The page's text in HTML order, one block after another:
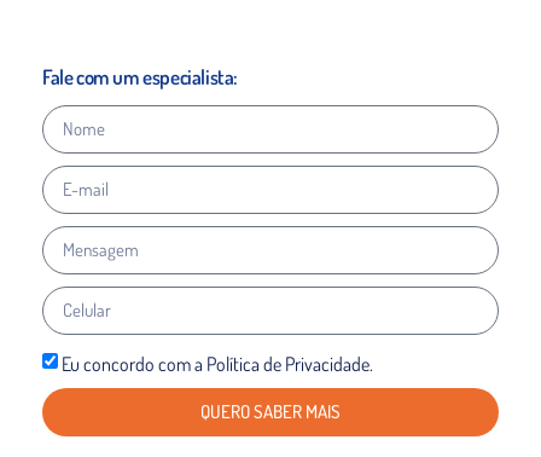
Fale com um especialista:
Eu concordo com a Política de Privacidade.
QUERO SABER MAIS